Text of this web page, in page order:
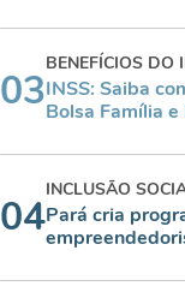
03
BENEFÍCIOS DO
INSS: Saiba
Bolsa Família e
04
INCLUSÃO
Pará cria